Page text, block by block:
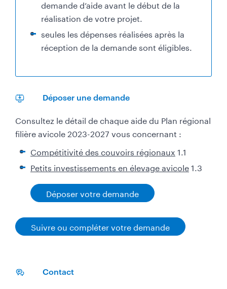
n
demande d’aide avant le début de la
réalisation de votre projet.
seules les dépenses réalisées après la
réception de la demande sont éligibles.
Déposer une demande
Consultez le détail de chaque aide du Plan régional
filière avicole 2023-2027 vous concernant :
Compétitivité des couvoirs régionaux 1.1
Petits investissements en élevage avicole1.3
Déposer votre demande
Suivre ou compléter votre demande
Contact